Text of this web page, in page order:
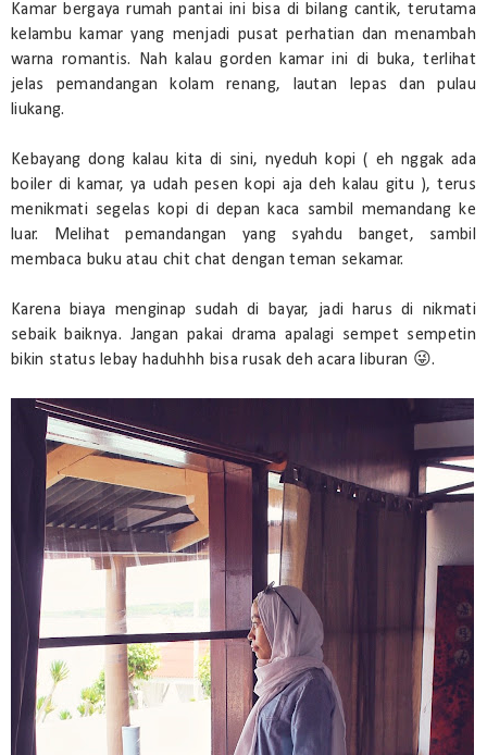
Kamar bergaya rumah pantai ini bisa di bilang cantik, terutama
kelambu kamar yang menjadi pusat perhatian dan menambah
warna romantis. Nah kalau gorden kamar ini di buka, terlihat
jelas pemandangan kolam renang, lautan lepas dan pulau
liukang.
Kebayang dong kalau kita di sini, nyeduh kopi ( eh nggak ada
boiler di kamar, ya udah pesen kopi aja deh kalau gitu ), terus
menikmati segelas kopi di depan kaca sambil memandang ke
luar. Melihat pemandangan yang syahdu banget, sambil
membaca buku atau chit chat dengan teman sekamar.
Karena biaya menginap sudah di bayar, jadi harus di nikmati
sebaik baiknya. Jangan pakai drama apalagi sempet sempetin
bikin status lebay haduhhh bisa rusak deh acara liburan 😜.